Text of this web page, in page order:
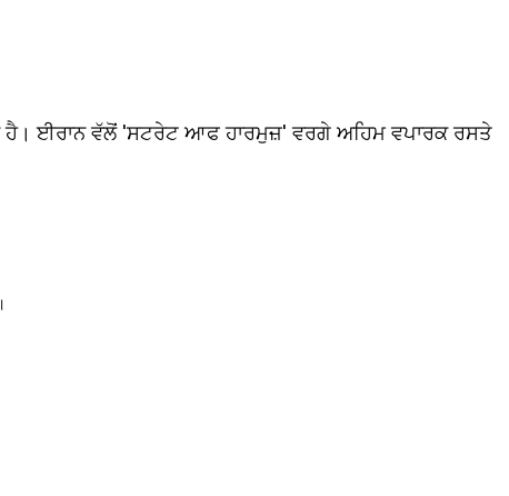
ਹੈ। ਈਰਾਨ ਵੱਲੋਂ 'ਸਟਰੇਟ ਆਫ ਹਾਰਮੁਜ਼' ਵਰਗੇ ਅਹਿਮ ਵਪਾਰਕ ਰਸਤੇ